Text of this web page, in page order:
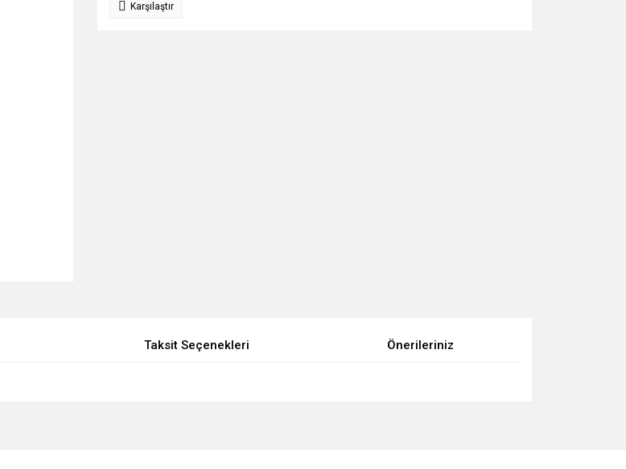
Karşılaştır
Taksit Seçenekleri Önerileriniz